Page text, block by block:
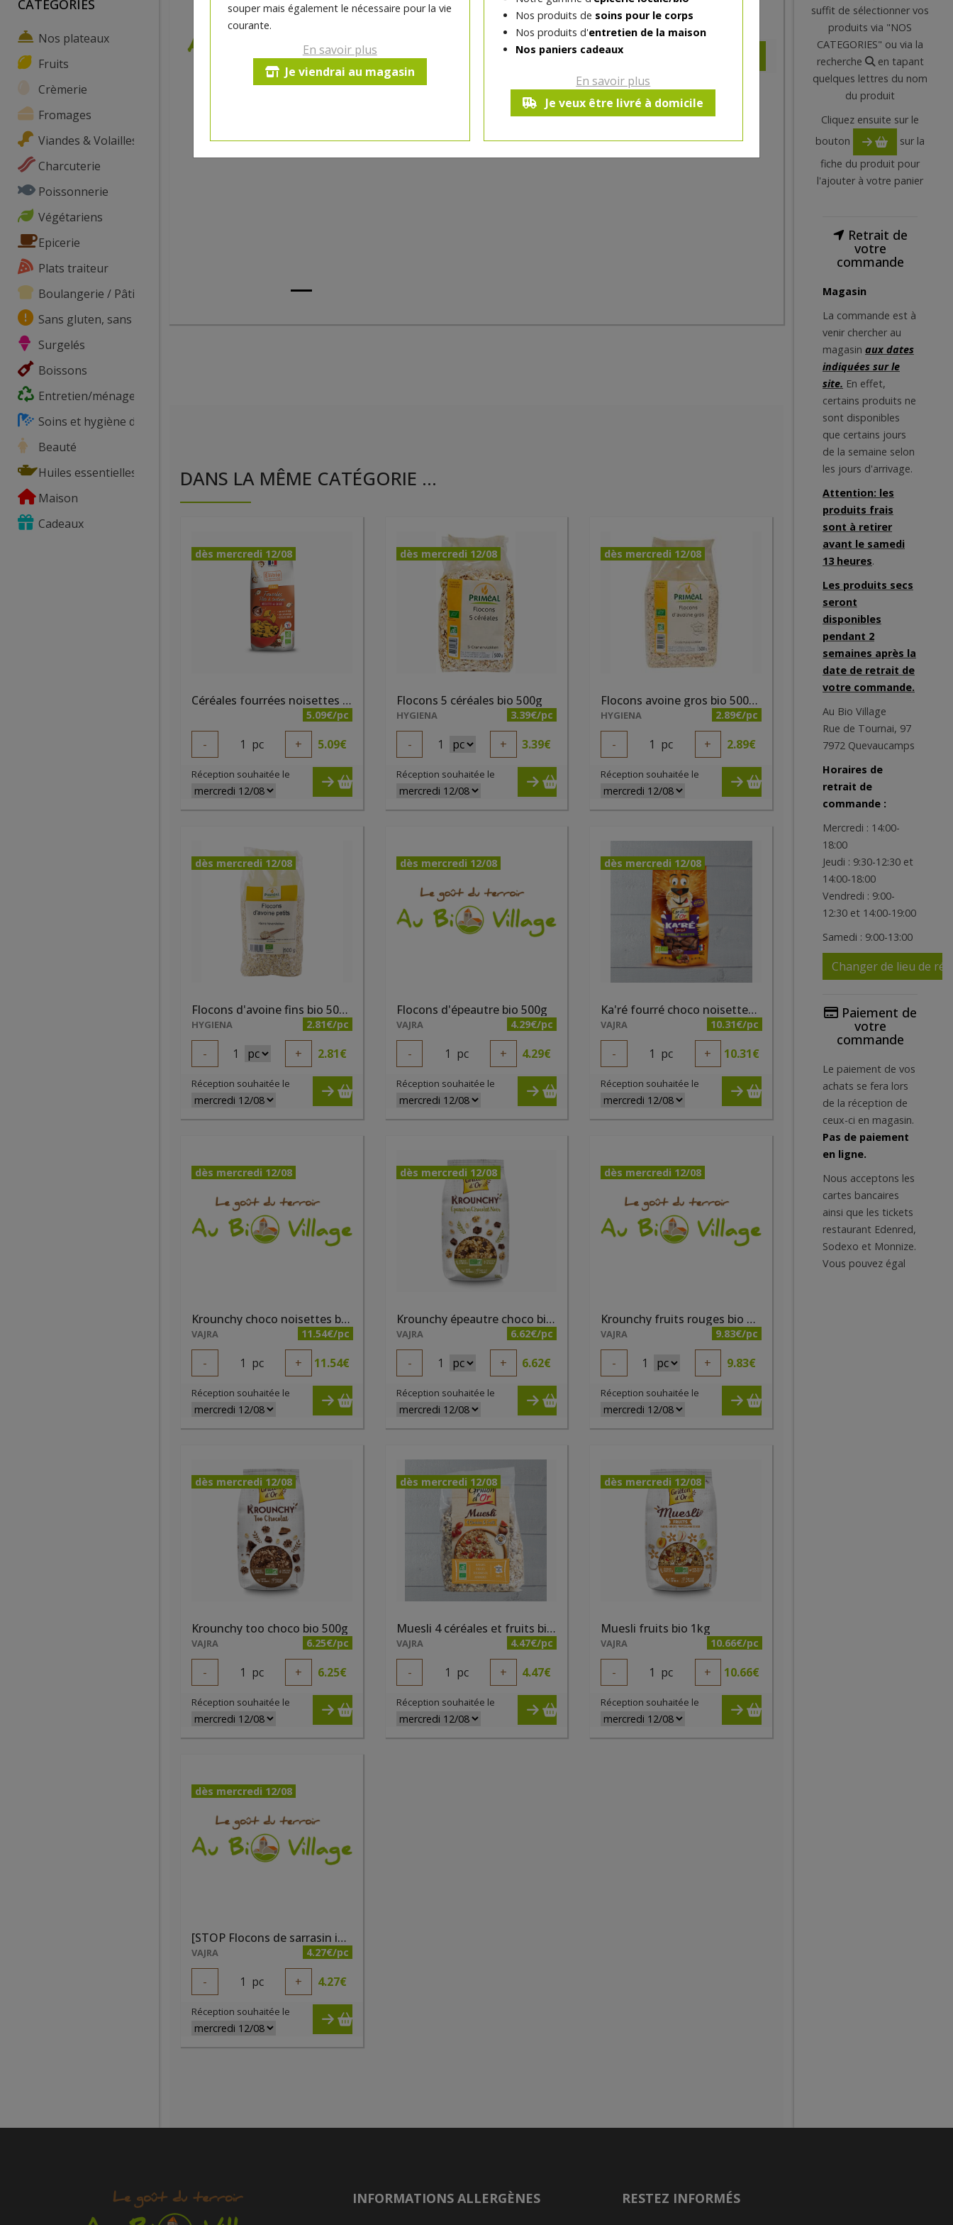
CATEGORIES
Nos plateaux
Fruits
Crèmerie
Fromages
Viandes & Volailles
Charcuterie
Poissonnerie
Végétariens
Epicerie
Plats traiteur
Boulangerie / Pâtisserie
Sans gluten, sans lactose, ...
Surgelés
Boissons
Entretien/ménage
Soins et hygiène du corps
Beauté
Huiles essentielles
Maison
Cadeaux
souper mais également le nécessaire pour la vie
courante.
En savoir plus
Je viendrai au magasin
Nos produits de soins pour le corps
Nos produits d'entretien de la maison
Nos paniers cadeaux
En savoir plus
Je veux être livré à domicile
1 pc +
Réception souhaitée le
DANS LA MÊME CATÉGORIE ...
dès mercredi 12/08
Céréales fourrées noisettes et cacao bio 375g Elibio
5.09€/pc
- 1 pc + 5.09€
Réception souhaitée le
dès mercredi 12/08
Flocons 5 céréales bio 500g
HYGIENA 3.39€/pc
- 1 + 3.39€
Réception souhaitée le
dès mercredi 12/08
Flocons avoine gros bio 500g Priméal
HYGIENA 2.89€/pc
- 1 pc + 2.89€
Réception souhaitée le
dès mercredi 12/08
Flocons d'avoine fins bio 500g Priméal
HYGIENA 2.81€/pc
- 1 + 2.81€
Réception souhaitée le
dès mercredi 12/08
Flocons d'épeautre bio 500g
VAJRA 4.29€/pc
- 1 pc + 4.29€
Réception souhaitée le
dès mercredi 12/08
Ka'ré fourré choco noisettes bio 500g
VAJRA 10.31€/pc
- 1 pc + 10.31€
Réception souhaitée le
dès mercredi 12/08
Krounchy choco noisettes bio 1 kg
VAJRA 11.54€/pc
- 1 pc + 11.54€
Réception souhaitée le
dès mercredi 12/08
Krounchy épeautre choco bio 500g
VAJRA 6.62€/pc
- 1 + 6.62€
Réception souhaitée le
dès mercredi 12/08
Krounchy fruits rouges bio 500g
VAJRA 9.83€/pc
- 1 + 9.83€
Réception souhaitée le
dès mercredi 12/08
Krounchy too choco bio 500g
VAJRA 6.25€/pc
- 1 pc + 6.25€
Réception souhaitée le
dès mercredi 12/08
Muesli 4 céréales et fruits bio 500g
VAJRA 4.47€/pc
- 1 pc + 4.47€
Réception souhaitée le
dès mercredi 12/08
Muesli fruits bio 1kg
VAJRA 10.66€/pc
- 1 pc + 10.66€
Réception souhaitée le
dès mercredi 12/08
[STOP Flocons de sarrasin instant bio 250 Gr
VAJRA 4.27€/pc
- 1 pc + 4.27€
Réception souhaitée le
suffit de sélectionner vos
produits via "NOS
CATEGORIES" ou via la
recherche
en tapant
quelques lettres du nom
du produit
Cliquez ensuite sur le
bouton
sur la
fiche du produit pour
l'ajouter à votre panier
Retrait de
votre
commande
Magasin
La commande est à
venir chercher au
magasin aux dates
indiquées sur le
site. En effet,
certains produits ne
sont disponibles
que certains jours
de la semaine selon
les jours d'arrivage.
Attention: les
produits frais
sont à retirer
avant le samedi
13 heures.
Les produits secs
seront
disponibles
pendant 2
semaines après la
date de retrait de
votre commande.
Au Bio Village
Rue de Tournai, 97
7972 Quevaucamps
Horaires de
retrait de
commande :
Mercredi : 14:00-
18:00
Jeudi : 9:30-12:30 et
14:00-18:00
Vendredi : 9:00-
12:30 et 14:00-19:00
Samedi : 9:00-13:00
Changer de lieu de
Paiement de
votre
commande
Le paiement de vos
achats se fera lors
de la réception de
ceux-ci en magasin.
Pas de paiement
en ligne.
Nous acceptons les
cartes bancaires
ainsi que les tickets
restaurant Edenred,
Sodexo et Monnize.
Vous pouvez égal
INFORMATIONS ALLERGÈNES RESTEZ INFORMÉS